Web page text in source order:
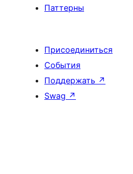
Паттерны
Присоединиться
События
Поддержать ↗
Swag ↗